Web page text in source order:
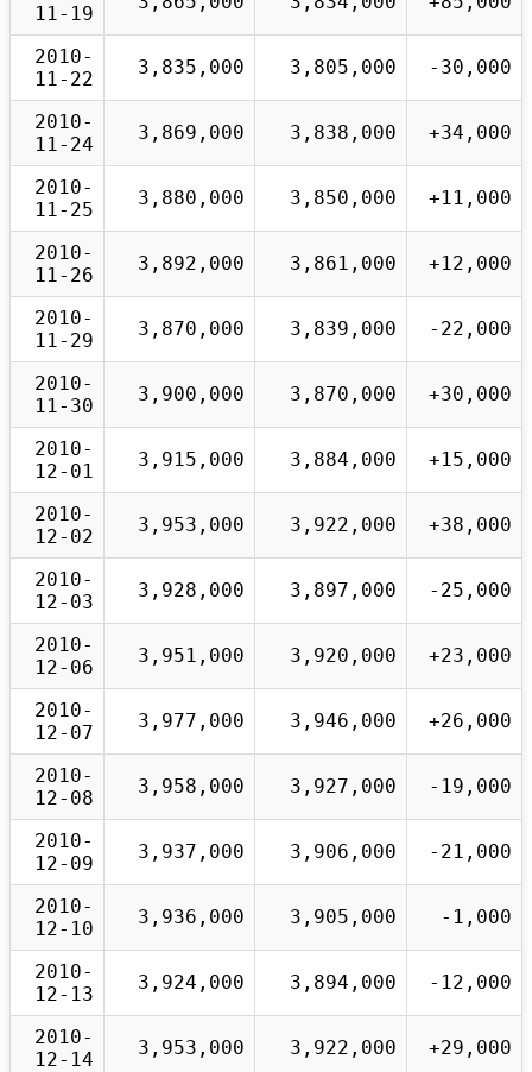
11-19
2010-
11-22
3,835,000 3,805,000 -30,000
2010-
11-24
3,869,000 3,838,000 +34,000
2010-
11-25
3,880,000 3,850,000 +11,000
2010-
11-26
3,892,000 3,861,000 +12,000
2010-
11-29
3,870,000 3,839,000 -22,000
2010-
11-30
3,900,000 3,870,000 +30,000
2010-
12-01
3,915,000 3,884,000 +15,000
2010-
12-02
3,953,000 3,922,000 +38,000
2010-
12-03
3,928,000 3,897,000 -25,000
2010-
12-06
3,951,000 3,920,000 +23,000
2010-
12-07
3,977,000 3,946,000 +26,000
2010-
12-08
3,958,000 3,927,000 -19,000
2010-
12-09
3,937,000 3,906,000 -21,000
2010-
12-10
3,936,000 3,905,000 -1,000
2010-
12-13
3,924,000 3,894,000 -12,000
2010-
12-14
3,953,000 3,922,000 +29,000